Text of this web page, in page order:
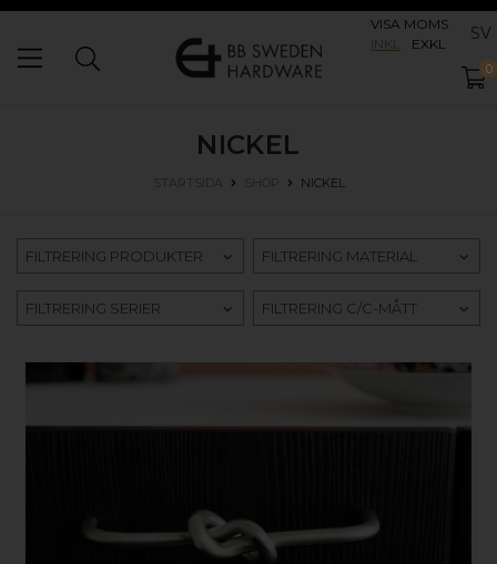
VISA MOMS
INKL
EXKL SV
0
NICKEL
STARTSIDA SHOP NICKEL
FILTRERING PRODUKTER FILTRERING MATERIAL
FILTRERING SERIER FILTRERING C/C-MÅTT